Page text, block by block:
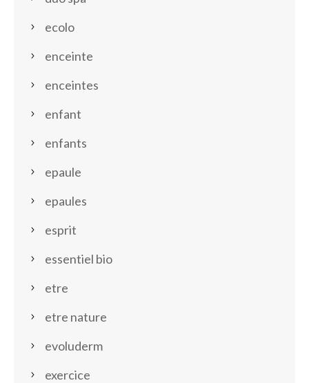
ecolo
enceinte
enceintes
enfant
enfants
epaule
epaules
esprit
essentiel bio
etre
etre nature
evoluderm
exercice